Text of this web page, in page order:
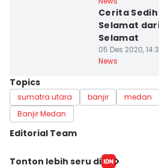
Cerita
Selamat
Selamat
05 Des 2020,
News
Topics
sumatra utara banjir medan
Banjir Medan
Editorial Team
Editor
Tonton lebih seru di